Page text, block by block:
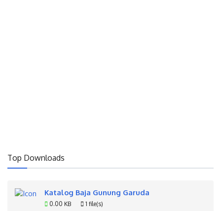
Top Downloads
Katalog Baja Gunung Garuda
0.00 KB 1 file(s)